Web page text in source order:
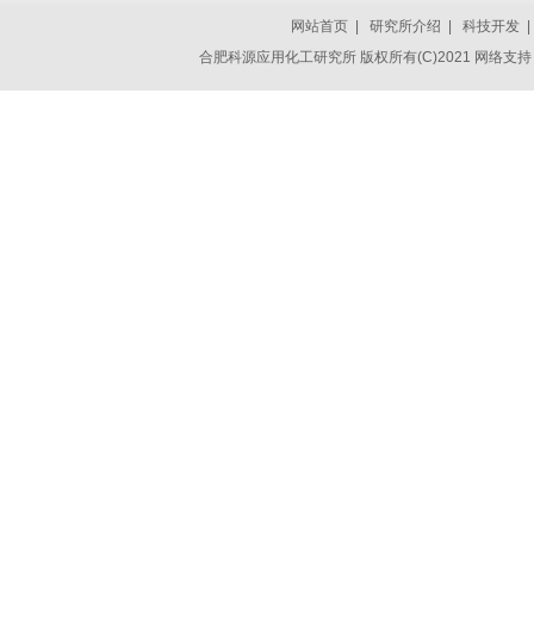
网站首页 研究所介绍 科技开发
合肥科源应用化工研究所版权所有(C)2021 网络支持